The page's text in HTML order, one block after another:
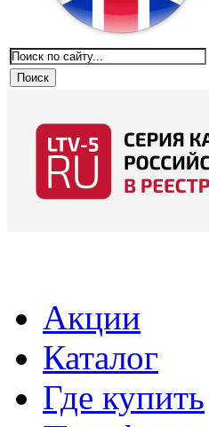
Акции
Каталог
Где купить